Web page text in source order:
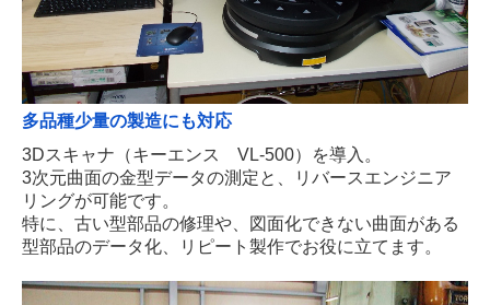
多品種少量の製造にも対応
3Dスキャナ（キーエンス VL-500）を導入。
3次元曲面の金型データの測定と、リバースエンジニア
リングが可能です。
特に、古い型部品の修理や、図面化できない曲面がある
型部品のデータ化、リピート製作でお役に立てます。